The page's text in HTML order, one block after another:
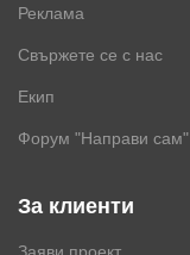
Реклама
Свържете се с нас
Екип
Форум "Направи сам"
За клиенти